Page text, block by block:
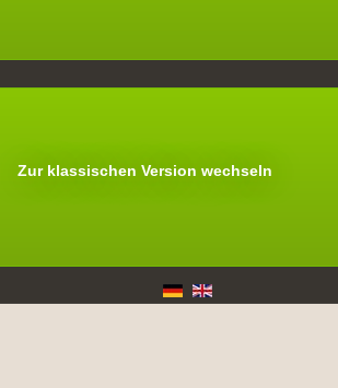
Zur klassischen Version wechseln